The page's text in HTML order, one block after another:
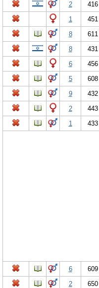
נומרולוגיה
הוסף שם
צור קשר
פייסבוק
416
2
451
1
611
8
431
8
456
6
608
5
432
9
443
2
433
1
609
6
650
2